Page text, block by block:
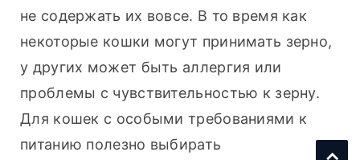
не содержать их вовсе. В то время как
некоторые кошки могут принимать зерно,
у других может быть аллергия или
проблемы с чувствительностью к зерну.
Для кошек с особыми требованиями к
питанию полезно выбирать